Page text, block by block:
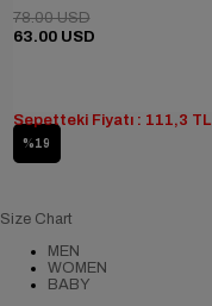
63.00 USD
78.00 USD
%19
Sepetteki Fiyatı : 111,3 TL
Size Chart
MEN
WOMEN
BABY